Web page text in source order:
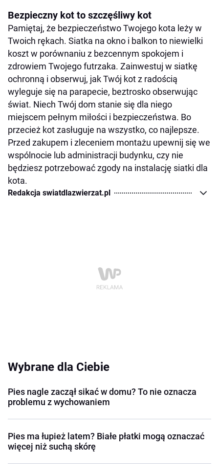
Bezpieczny kot to szczęśliwy kot
Pamiętaj, że bezpieczeństwo Twojego kota leży w
Twoich rękach. Siatka na okno i balkon to niewielki
koszt w porównaniu z bezcennym spokojem i
zdrowiem Twojego futrzaka. Zainwestuj w siatkę
ochronną i obserwuj, jak Twój kot z radością
wyleguje się na parapecie, beztrosko obserwując
świat. Niech Twój dom stanie się dla niego
miejscem pełnym miłości i bezpieczeństwa. Bo
przecież kot zasługuje na wszystko, co najlepsze.
Przed zakupem i zleceniem montażu upewnij się we
wspólnocie lub administracji budynku, czy nie
będziesz potrzebować zgody na instalację siatki dla
kota.
Redakcja swiatdlazwierzat.pl
Wybrane dla Ciebie
Pies nagle zaczął sikać w domu? To nie oznacza
problemu z wychowaniem
Pies ma łupież latem? Białe płatki mogą oznaczać
więcej niż suchą skórę